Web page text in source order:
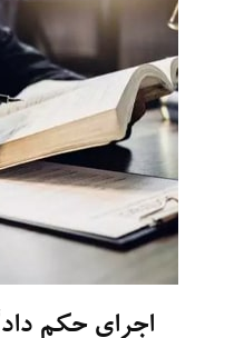
اجرای حکم